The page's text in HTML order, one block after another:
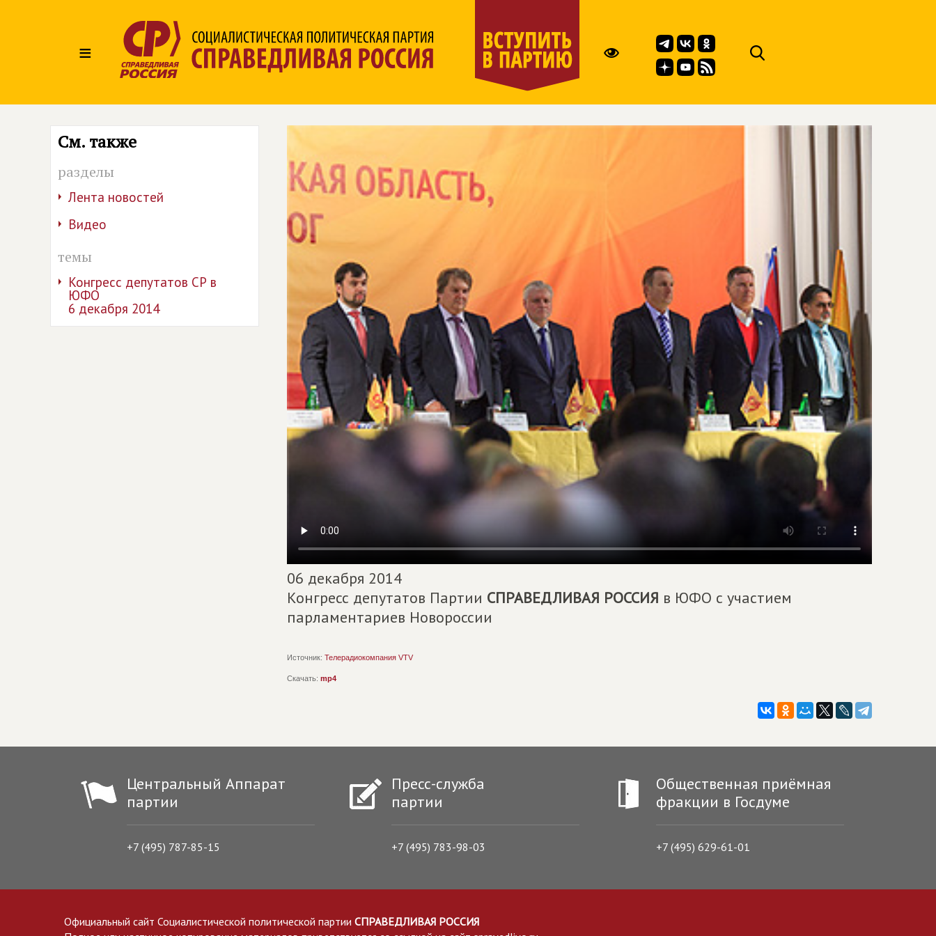
≡
См. также
разделы
Лента новостей
Видео
темы
Конгресс депутатов СР в
ЮФО
6 декабря 2014
06 декабря 2014
Конгресс депутатов Партии СПРАВЕДЛИВАЯ РОССИЯ в ЮФО с участием
парламентариев Новороссии
Источник: Телерадиокомпания VTV
Скачать: mp4
Центральный Аппарат
партии
+7 (495) 787-85-15
Пресс-служба
партии
+7 (495) 783-98-03
Общественная приёмная
фракции в Госдуме
+7 (495) 629-61-01
Официальный сайт Социалистической политической партии СПРАВЕДЛИВАЯ РОССИЯ